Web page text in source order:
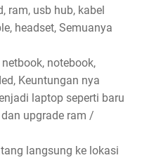
ram, usb hub, kabel
headset, Semuanya
notebook,
Keuntungan nya
laptop seperti baru
upgrade ram /
langsung ke lokasi